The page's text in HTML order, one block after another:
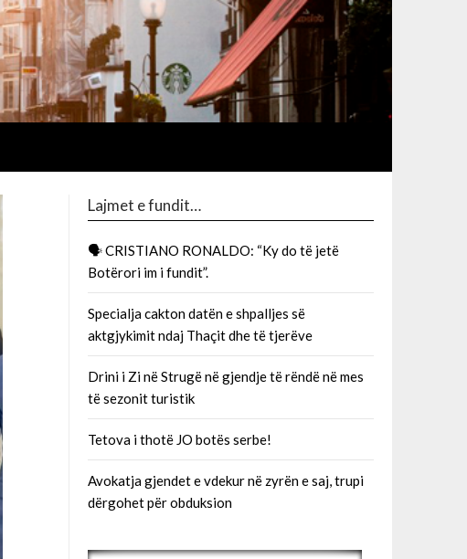
Lajmet e fundit…
🗣 CRISTIANO RONALDO: “Ky do të jetë
Botërori im i fundit”.
Specialja cakton datën e shpalljes së
aktgjykimit ndaj Thaçit dhe të tjerëve
Drini i Zi në Strugë në gjendje të rëndë në mes
të sezonit turistik
Tetova i thotë JO botës serbe!
Avokatja gjendet e vdekur në zyrën e saj, trupi
dërgohet për obduksion